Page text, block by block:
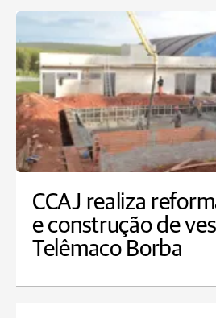
CCAJ realiza
e construção de
Telêmaco Borba